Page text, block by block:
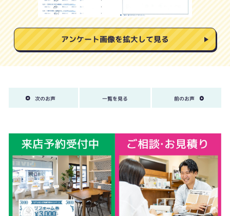
アンケート画像を拡大して見る
次のお声 一覧を見る 前のお声